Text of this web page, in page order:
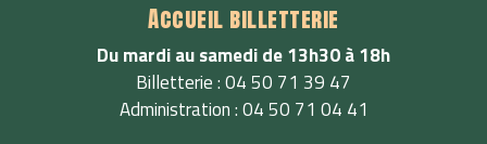
Accueil billetterie
Du mardi au samedi de 13h30 à 18h
Billetterie : 04 50 71 39 47
Administration : 04 50 71 04 41